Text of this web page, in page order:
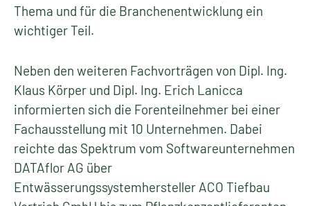
Thema und für die Branchenentwicklung ein
wichtiger Teil.
Neben den weiteren Fachvorträgen von Dipl. Ing.
Klaus Körper und Dipl. Ing. Erich Lanicca
informierten sich die Forenteilnehmer bei einer
Fachausstellung mit 10 Unternehmen. Dabei
reichte das Spektrum vom Softwareunternehmen
DATAflor AG über
Entwässerungssystemhersteller ACO Tiefbau